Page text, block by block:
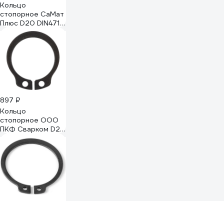
Кольцо
стопорное СаМат
Плюс D20 DIN471
(вал) нерж (2 шт)
KRP-9043
897 ₽
Кольцо
стопорное ООО
ПКФ Сварком D20
DIN471 (вал) нерж
(уп/5шт.) Крепеж
k00016260